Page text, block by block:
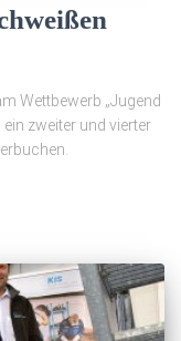
Wettbewerb „Jugend
zweiter und vierter